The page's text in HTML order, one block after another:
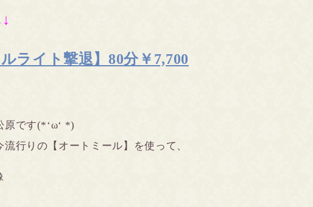
ルライト撃退】80分￥7,700
原です(*‘ω‘ *)
流行りの【オートミール】を使って、